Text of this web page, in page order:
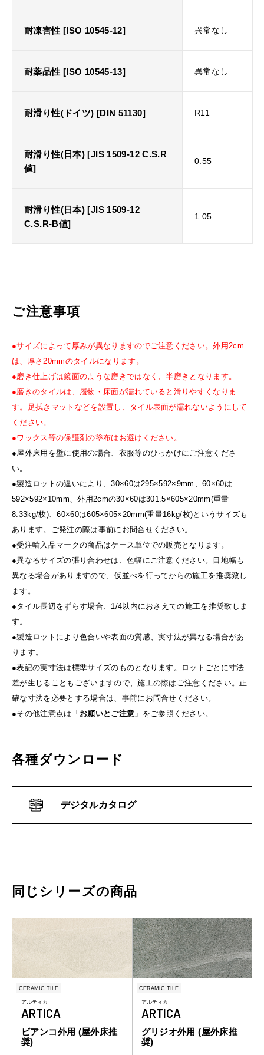
耐凍害性 [ISO 10545-12] 異常なし
耐薬品性 [ISO 10545-13] 異常なし
耐滑り性(ドイツ) [DIN 51130] R11
耐滑り性(日本) [JIS 1509-12 C.S.R
値]
0.55
耐滑り性(日本) [JIS 1509-12
C.S.R-B値]
1.05
ご注意事項
●サイズによって厚みが異なりますのでご注意ください。外用2cm
は、厚さ20mmのタイルになります。
●磨き仕上げは鏡面のような磨きではなく、半磨きとなります。
●磨きのタイルは、履物・床面が濡れていると滑りやすくなりま
す。足拭きマットなどを設置し、タイル表面が濡れないようにして
ください。
●ワックス等の保護剤の塗布はお避けください。
●屋外床用を壁に使用の場合、衣服等のひっかけにご注意くださ
い。
●製造ロットの違いにより、30×60は295×592×9mm、60×60は
592×592×10mm、外用2cmの30×60は301.5×605×20mm(重量
8.33kg/枚)、60×60は605×605×20mm(重量16kg/枚)というサイズも
あります。ご発注の際は事前にお問合せください。
●受注輸入品マークの商品はケース単位での販売となります。
●異なるサイズの張り合わせは、色幅にご注意ください。目地幅も
異なる場合がありますので、仮並べを行ってからの施工を推奨致し
ます。
●タイル長辺をずらす場合、1/4以内におさえての施工を推奨致しま
す。
●製造ロットにより色合いや表面の質感、実寸法が異なる場合があ
ります。
●表記の実寸法は標準サイズのものとなります。ロットごとに寸法
差が生じることもございますので、施工の際はご注意ください。正
確な寸法を必要とする場合は、事前にお問合せください。
●その他注意点は「お願いとご注意 」をご参照ください。
各種ダウンロード
デジタルカタログ
同じシリーズの商品
CERAMIC TILE
アルティカ
ARTICA
ビアンコ外用 (屋外床推
奨)
CERAMIC TILE
アルティカ
ARTICA
グリジオ外用 (屋外床推
奨)